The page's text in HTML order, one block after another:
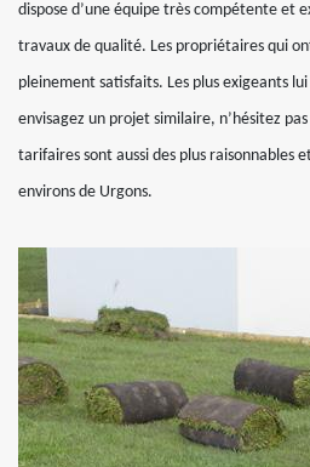
dispose d’une équipe très compétente et
travaux de qualité. Les propriétaires qui
pleinement satisfaits. Les plus exigeants
envisagez un projet similaire, n’hésitez
tarifaires sont aussi des plus raisonnables
environs de Urgons.